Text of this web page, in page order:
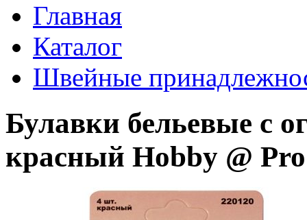
Главная
Каталог
Швейные
Булавки бельевые с
красный Hobby @